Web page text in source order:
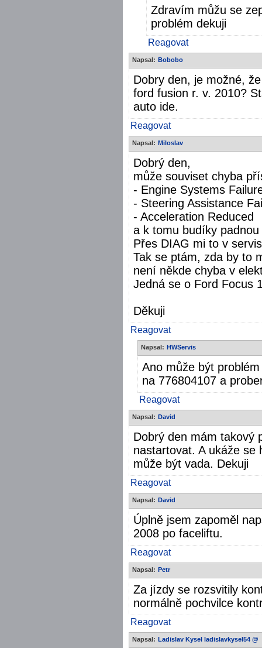
Zdravím můžu se
problém dekuji
Reagovat
Napsal: Bobobo
Dobry den, je možné,
ford fusion r. v. 2010?
auto ide.
Reagovat
Napsal: Miloslav
Dobrý den,
může souviset chyba
- Engine Systems
- Steering Assistance
- Acceleration Reduced
a k tomu budíky
Přes DIAG mi to v
Tak se ptám, zda by to
není někde chyba v
Jedná se o Ford Focus
Děkuji
Reagovat
Napsal: HWServis
Ano může být
na 776804107 a
Reagovat
Napsal: David
Dobrý den mám takový
nastartovat. A ukáže se
může být vada. Dekuji
Reagovat
Napsal: David
Úplně jsem zapoměl
2008 po faceliftu.
Reagovat
Napsal: Petr
Za jízdy se rozsvitily
normálně pochvilce
Reagovat
Napsal: Ladislav Kysel ladislavkysel54 @